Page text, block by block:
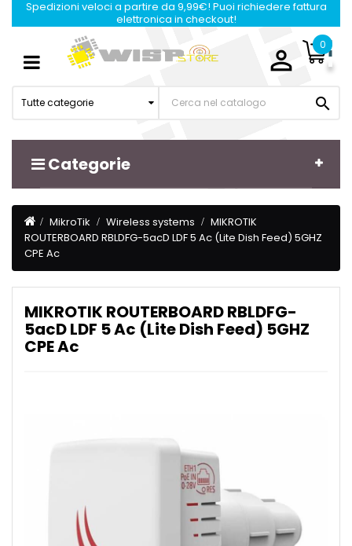
Spedizioni veloci a partire da 9,99€! Puoi richiedere fattura
elettronica in checkout!

0
Tutte categorie 
Categorie
Toggle
MikroTik Wireless systems
MIKROTIK
ROUTERBOARD RBLDFG-5acD LDF 5 Ac (Lite Dish Feed) 5GHZ
CPE Ac
MIKROTIK ROUTERBOARD RBLDFG-
5acD LDF 5 Ac (Lite Dish Feed) 5GHZ
CPE Ac